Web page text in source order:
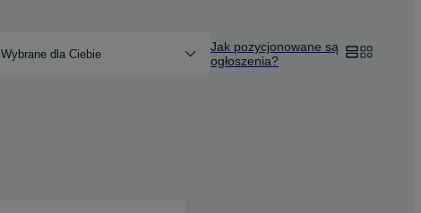
Wybrane dla Ciebie
Jak pozycjonowane są
ogłoszenia?